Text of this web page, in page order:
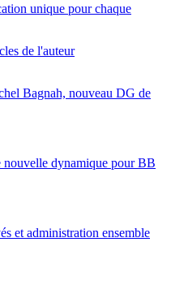
unique pour chaque
de l'auteur
Bagnah, nouveau DG de
dynamique pour BB
et administration ensemble